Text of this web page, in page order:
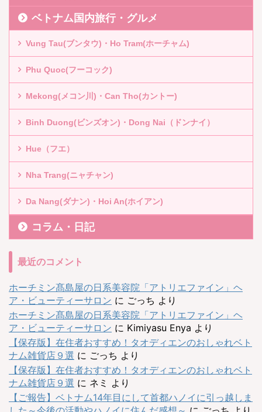
ベトナム国内旅行・グルメ
Vung Tau(ブンタウ)・Ho Tram(ホーチャム)
Phu Quoc(フーコック)
Mekong(メコン川)・Can Tho(カントー)
Binh Duong(ビンズオン)・Dong Nai（ドンナイ）
Hue（フエ）
Nha Trang(ニャチャン)
Da Nang(ダナン)・Hoi An(ホイアン)
コラム・日記
最近のコメント
ホーチミン髙島屋の日系美容院「アトリエファイン」ヘ
ア・ビューティーサロン に ごっち より
ホーチミン髙島屋の日系美容院「アトリエファイン」ヘ
ア・ビューティーサロン に Kimiyasu Enya より
【保存版】在住者おすすめ！タオディエンのおしゃれベト
ナム雑貨店９選 に ごっち より
【保存版】在住者おすすめ！タオディエンのおしゃれベト
ナム雑貨店９選 に ネミ より
【ご報告】ベトナム14年目にして首都ハノイに引っ越しま